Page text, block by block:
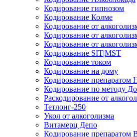
Кодирование гипнозом
Кодирование Колме
Кодирование от
Кодирование от
Кодирование от
Кодирование SIT|MST
Кодирование током
Кодирование на дому
Кодирование препаратом
Кодирование по методу
Раскодирование от
Тетлонг-250
Укол от алкоголизма
Витамерц Депо
Кодирование препаратом